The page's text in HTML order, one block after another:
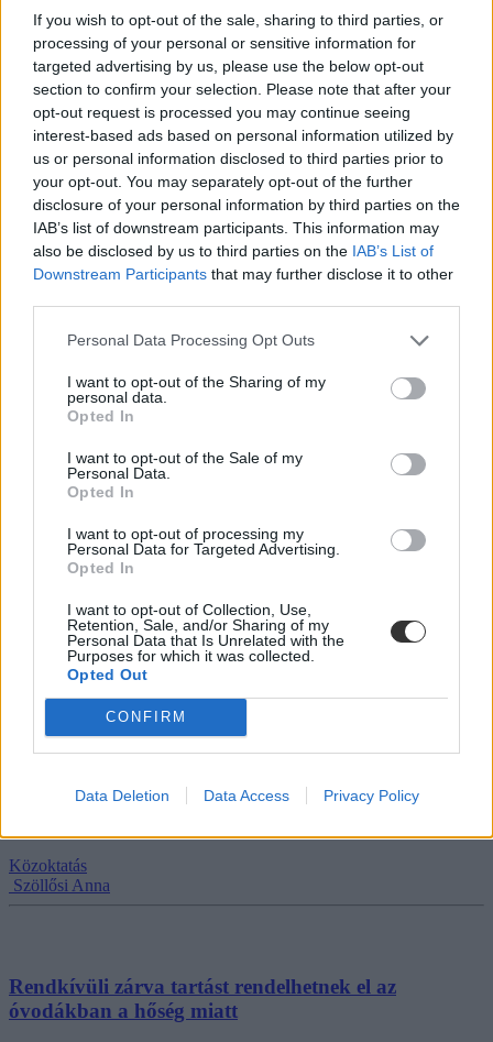
If you wish to opt-out of the sale, sharing to third parties, or
processing of your personal or sensitive information for
targeted advertising by us, please use the below opt-out
section to confirm your selection. Please note that after your
opt-out request is processed you may continue seeing
interest-based ads based on personal information utilized by
us or personal information disclosed to third parties prior to
your opt-out. You may separately opt-out of the further
disclosure of your personal information by third parties on the
IAB’s list of downstream participants. This information may
also be disclosed by us to third parties on the IAB’s List of
Downstream Participants that may further disclose it to other
Personal Data Processing Opt Outs
I want to opt-out of the Sharing of my
personal data.
Opted In
I want to opt-out of the Sale of my
Personal Data.
Opted In
I want to opt-out of processing my
Personal Data for Targeted Advertising.
Opted In
I want to opt-out of Collection, Use,
Retention, Sale, and/or Sharing of my
Personal Data that Is Unrelated with the
Purposes for which it was collected.
Opted Out
CONFIRM
Data Deletion Data Access Privacy Policy
Hana György: „Méltóságot, tekintélyt kell adni az
oktatásról szóló közbeszédnek”
Az új kormány az elődökétől merőben eltérő kommunikációs
stratégiával kezdte meg működését. Az egyes minisztériumok
szintjére kiterjesztett hiperaktivitás érezhetően felszabadulást,
optimizmust ébresztett és éltet. Különösen az olyan, korábban porig
alázott ágazatban, mint az oktatás. Ám pontosan ez a lendület az,
ami egy újabb megkerülhetetlen kihívást is előtérbe rántott: az
érdemi társadalmi egyeztetés ígéretének beváltását, vagy más szóval
„kényszerét”. Ennek, az amúgy pozitív stressznek a kezeléséhez
Vendégszerző
Nagy változások jönnek a kompetenciamérésben a
2026/27-es tanévtől
Az 5., 7., 9. és 11. évfolyam teljesen kikerül az országos
kompetenciamérésből, és több tárgy mérése is megszűnik.
Szöllősi Anna
PDSZ: „A pedagógushiányt nem elrejteni kell,
hanem megoldani”
Lannert Judit bejelentése szerint minden betöltetlen tanári álláshely
elérhetővé vált a tankerületek oldalain, a PDSZ szerint viszont ezt a
Közoktatás
Szöllősi Anna
Rendkívüli zárva tartást rendelhetnek el az
óvodákban a hőség miatt